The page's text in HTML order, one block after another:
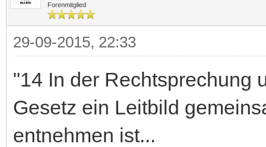
Forenmitglied
29-09-2015, 22:33
"14 In der Rechtsprechung
Gesetz ein Leitbild
entnehmen ist...